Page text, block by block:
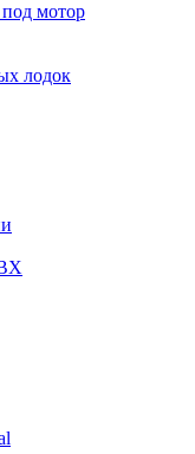
мотор
лодок